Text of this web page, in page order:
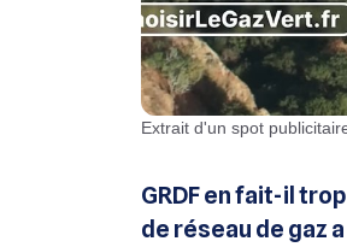
Extrait d'un spot
GRDF en fait-il
de réseau de gaz